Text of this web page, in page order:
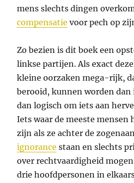
mens slechts dingen
compensatie voor pech op
Zo bezien is dit boek een
linkse partijen. Als exact
kleine oorzaken mega-rijk,
berooid, kunnen worden
dan logisch om iets aan
Iets waar de meeste mensen
zijn als ze achter de
ignorance staan en slechts
over rechtvaardigheid
drie hoofdpersonen in